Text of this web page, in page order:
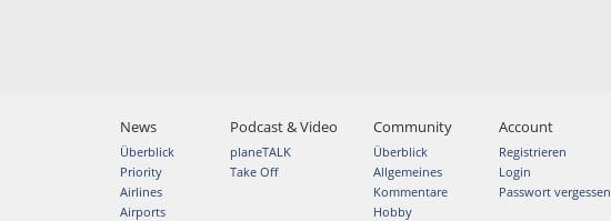
News
Überblick
Priority
Airlines
Airports
Podcast & Video
planeTALK
Take Off
Community
Überblick
Allgemeines
Kommentare
Hobby
Account
Registrieren
Login
Passwort vergessen